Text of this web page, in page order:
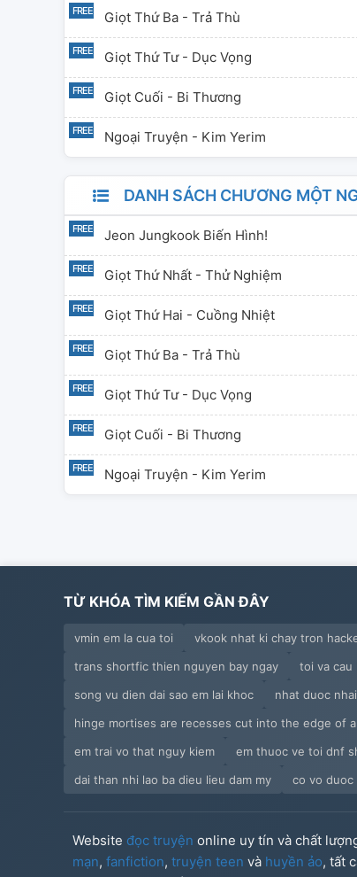
Giọt Thứ Ba - Trả Thù
Giọt Thứ Tư - Dục Vọng
Giọt Cuối - Bi Thương
Ngoại Truyện - Kim Yerim
DANH SÁCH CHƯƠNG MỘT
Jeon Jungkook Biến Hình!
Giọt Thứ Nhất - Thử Nghiệm
Giọt Thứ Hai - Cuồng Nhiệt
Giọt Thứ Ba - Trả Thù
Giọt Thứ Tư - Dục Vọng
Giọt Cuối - Bi Thương
Ngoại Truyện - Kim Yerim
TỪ KHÓA TÌM KIẾM GẦN ĐÂY
vmin em la cua toi vkook nhat ki chay tron
trans shortfic thien nguyen bay ngay
toi va cau
song vu dien dai sao em lai khoc
nhat duoc
hinge mortises are recesses cut into the edge of
em trai vo that nguy kiem
em thuoc ve toi dnf
dai than nhi lao ba dieu lieu dam my
co vo duoc
Website đọc truyện online uy tín và chất
mạn, fanfiction, truyện teen và huyền ảo, tất